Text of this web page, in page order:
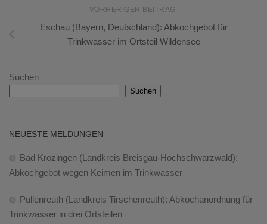
VORHERIGER BEITRAG
Eschau (Bayern, Deutschland): Abkochgebot für
Trinkwasser im Ortsteil Wildensee
Suchen
Suchen
NEUESTE MELDUNGEN
Bad Krozingen (Landkreis Breisgau-Hochschwarzwald):
Abkochgebot wegen Keimen im Trinkwasser
Pullenreuth (Landkreis Tirschenreuth): Abkochanordnung für
Trinkwasser in drei Ortsteilen